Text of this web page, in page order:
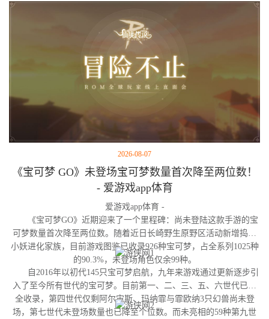
2026-08-07
《宝可梦 GO》未登场宝可梦数量首次降至两位数！
- 爱游戏app体育
爱游戏app体育 -
《宝可梦GO》近期迎来了一个里程碑：尚未登陆这款手游的宝
可梦数量首次降至两位数。随着近日长崎野生原野区活动新增捣蛋
小妖进化家族，目前游戏图鉴已收录926种宝可梦，占全系列1025种
的90.3%，未登场角色仅余99种。
自2016年以初代145只宝可梦启航，九年来游戏通过更新逐步引
入了至今所有世代的宝可梦。目前第一、二、三、五、六世代已完
全收录，第四世代仅剩阿尔宙斯、玛纳霏与霏欧纳3只幻兽尚未登
场，第七世代未登场数量也已降至个位数。而未亮相的59种第九世